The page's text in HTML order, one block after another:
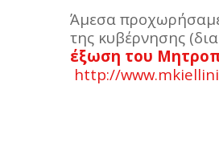
Άμεσα
της κυβέρνησης
έξωση του
http://